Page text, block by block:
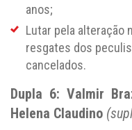
anos;
Lutar pela alteração
resgates dos
cancelados.
Dupla 6: Valmir
Helena Claudino